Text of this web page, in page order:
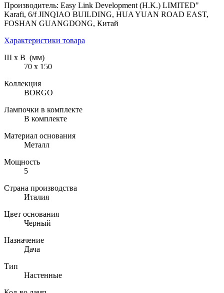
Производитель: Easy Link Development (H.K.) LIMITED"
Karafi, 6/f JINQIAO BUILDING, HUA YUAN ROAD EAST,
FOSHAN GUANGDONG, Китай
Характеристики товара
Ш х В (мм)
70 х 150
Коллекция
BORGO
Лампочки в комплекте
В комплекте
Материал основания
Металл
Мощность
5
Страна производства
Италия
Цвет основания
Черный
Назначение
Дача
Тип
Настенные